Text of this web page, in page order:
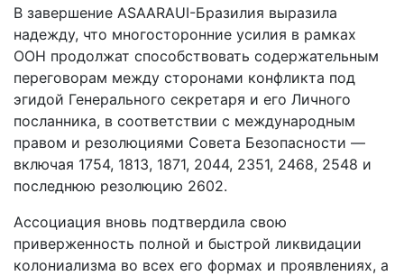
В завершение ASAARAUI-Бразилия выразила
надежду, что многосторонние усилия в рамках
ООН продолжат способствовать содержательным
переговорам между сторонами конфликта под
эгидой Генерального секретаря и его Личного
посланника, в соответствии с международным
правом и резолюциями Совета Безопасности —
включая 1754, 1813, 1871, 2044, 2351, 2468, 2548 и
последнюю резолюцию 2602.
Ассоциация вновь подтвердила свою
приверженность полной и быстрой ликвидации
колониализма во всех его формах и проявлениях, а